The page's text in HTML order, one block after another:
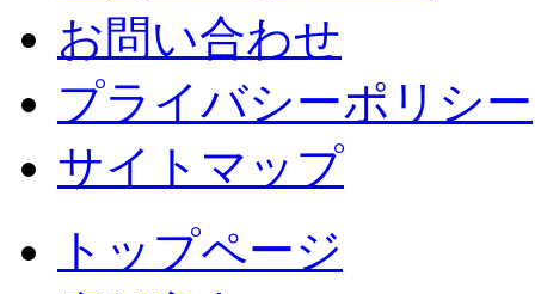
お問い合わせ
プライバシーポリシー
サイトマップ
トップページ